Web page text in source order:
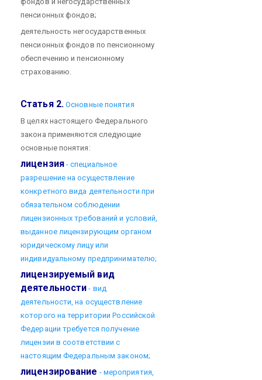
пенсионных фондов;
деятельность негосударственных
пенсионных фондов по пенсионному
обеспечению и пенсионному
страхованию.
Статья 2.Основные понятия
В целях настоящего Федерального
закона применяются следующие
основные понятия:
лицензия- специальное
разрешение на осуществление
конкретного вида деятельности при
обязательном соблюдении
лицензионных требований и условий,
выданное лицензирующим органом
юридическому лицу или
индивидуальному предпринимателю;
лицензируемый вид
деятельности - вид
деятельности, на осуществление
которого на территории Российской
Федерации требуется получение
лицензии в соответствии с
настоящим Федеральным законом;
лицензирование - мероприятия,